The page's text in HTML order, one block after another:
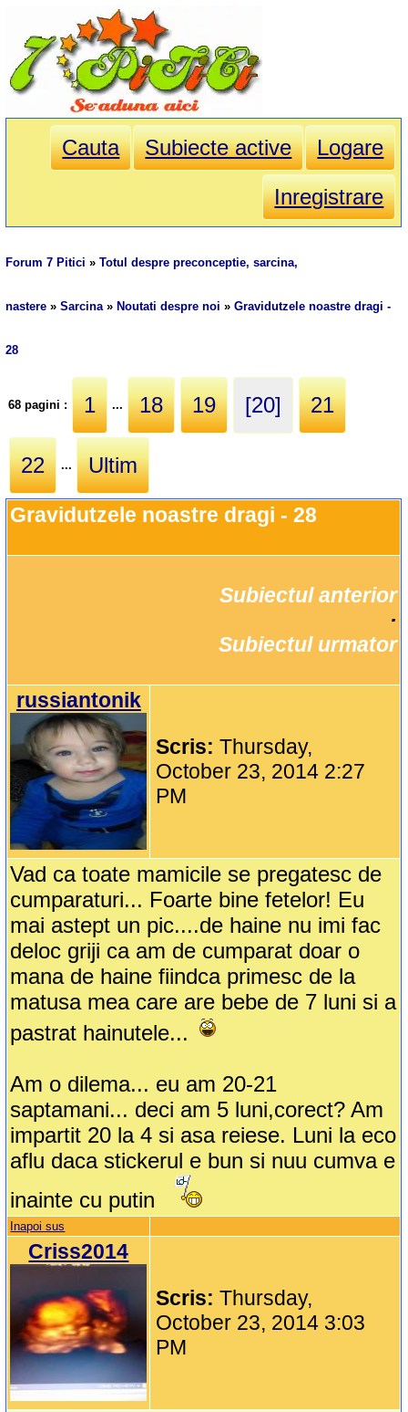
Cauta Subiecte active
Logare
Inregistrare
Forum 7 Pitici »Totul despre preconceptie, sarcina,
nastere »Sarcina» Noutati despre noi »Gravidutzele noastre dragi -
28
68 pagini : 1 ... 18 19 [20] 21
22 ... Ultim
Gravidutzele noastre dragi - 28
Subiectul anterior
Subiectul urmator
russiantonik
Scris:Thursday,
October 23, 2014 2:27
PM
Vad ca toate mamicile se pregatesc de
cumparaturi... Foarte bine fetelor! Eu
mai astept un pic....de haine nu imi fac
deloc griji ca am de cumparat doar o
mana de haine fiindca primesc de la
matusa mea care are bebe de 7 luni si a
pastrat hainutele...
Am o dilema... eu am 20-21
saptamani... deci am 5 luni,corect? Am
impartit 20 la 4 si asa reiese. Luni la eco
aflu daca stickerul e bun si nuu cumva e
inainte cu putin
Inapoi sus
Criss2014
Scris:Thursday,
October 23, 2014 3:03
PM